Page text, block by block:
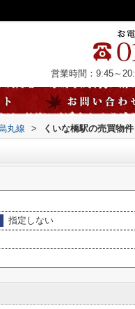
営業時間：9:45～
丸線 > くいな橋駅の売買物件
指定しない